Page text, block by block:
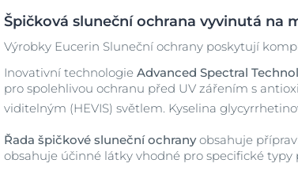
SPF 30 Stárnoucí pleť
Hyaluron-Filler + 3x
50 ml
Špičková sluneční ochrana vyvinutá na
Výrobky Eucerin Sluneční ochrany poskytují
Inovativní technologie Advanced Spectral
pro spolehlivou ochranu před UV zářením s
viditelným (HEVIS) světlem. Kyselina
Řada špičkové sluneční ochranyobsahuje
obsahuje účinné látky vhodné pro specifické typy